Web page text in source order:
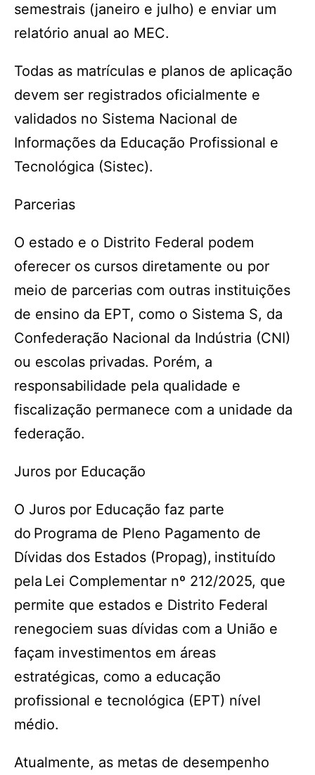
semestrais (janeiro e julho) e enviar um
relatório anual ao MEC.
Todas as matrículas e planos de aplicação
devem ser registrados oficialmente e
validados no Sistema Nacional de
Informações da Educação Profissional e
Tecnológica (Sistec).
Parcerias
O estado e o Distrito Federal podem
oferecer os cursos diretamente ou por
meio de parcerias com outras instituições
de ensino da EPT, como o Sistema S, da
Confederação Nacional da Indústria (CNI)
ou escolas privadas. Porém, a
responsabilidade pela qualidade e
fiscalização permanece com a unidade da
federação.
Juros por Educação
O Juros por Educação faz parte
do Programa de Pleno Pagamento de
Dívidas dos Estados (Propag), instituído
pela Lei Complementar nº 212/2025, que
permite que estados e Distrito Federal
renegociem suas dívidas com a União e
façam investimentos em áreas
estratégicas, como a educação
profissional e tecnológica (EPT) nível
médio.
Atualmente, as metas de desempenho